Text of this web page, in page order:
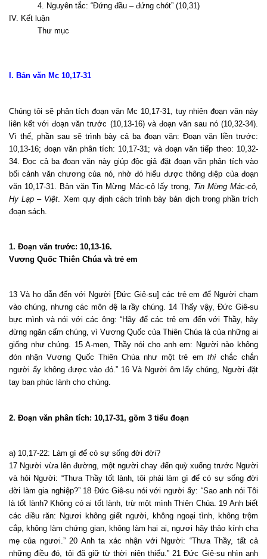
4. Nguyên tắc: “Đứng đầu – đứng chót” (10,31)
IV. Kết luận
Thư mục
I. Bản văn Mc 10,17-31
Chúng tôi sẽ phân tích đoạn văn Mc 10,17-31, tuy nhiên đoạn văn này
liên kết với đoạn văn trước (10,13-16) và đoạn văn sau nó (10,32-34).
Vì thế, phần sau sẽ trình bày cả ba đoạn văn: Đoạn văn liền trước:
10,13-16; đoạn văn phân tích: 10,17-31; và đoạn văn tiếp theo: 10,32-
34. Đọc cả ba đoạn văn này giúp độc giả đặt đoạn văn phân tích vào
bối cảnh văn chương của nó, nhờ đó hiểu được thông điệp của đoạn
văn 10,17-31. Bản văn Tin Mừng Mác-cô lấy trong, Tin Mừng Mác-cô,
Hy Lạp – Việt . Xem quy định cách trình bày bản dịch trong phần trích
đoạn sách
1. Đoạn văn trước: 10,13-16.
Vương Quốc Thiên Chúa và trẻ em
13 Và họ dẫn đến với Người [Đức Giê-su] các trẻ em để Người chạm
vào chúng, nhưng các môn đệ la rầy chúng. 14 Thấy vậy, Đức Giê-su
bực mình và nói với các ông: “Hãy để các trẻ em đến với Thầy, hãy
đừng ngăn cấm chúng, vì Vương Quốc của Thiên Chúa là của những ai
giống như chúng. 15 A-men, Thầy nói cho anh em: Người nào không
đón nhận Vương Quốc Thiên Chúa như một trẻ em thì chắc chắn
người ấy không được vào đó.” 16 Và Người ôm lấy chúng, Người đặt
tay ban phúc lành cho chúng.
2. Đoạn văn phân tích: 10,17-31, gồm 3 tiểu đoạn
a) 10,17-22: Làm gì để có sự sống đời đời?
17 Người vừa lên đường, một người chạy đến quỳ xuống trước Người
và hỏi Người: “Thưa Thầy tốt lành, tôi phải làm gì để có sự sống đời
đời làm gia nghiệp?” 18 Đức Giê-su nói với người ấy: “Sao anh nói Tôi
là tốt lành? Không có ai tốt lành, trừ một mình Thiên Chúa. 19 Anh biết
các điều răn: Ngươi không giết người, không ngoại tình, không trộm
cắp, không làm chứng gian, không làm hại ai, ngươi hãy thảo kính cha
mẹ của ngươi.” 20 Anh ta xác nhận với Người: “Thưa Thầy, tất cả
những điều đó, tôi đã giữ từ thời niên thiếu.” 21 Đức Giê-su nhìn anh